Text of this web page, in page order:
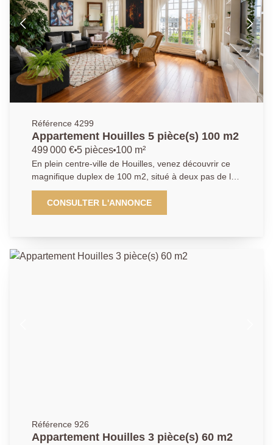
Référence 4299
Appartement Houilles 5 pièce(s) 100 m2
499 000 € 5 pièces 100 m²
En plein centre-ville de Houilles, venez découvrir ce
magnifique duplex de 100 m2, situé à deux pas de la
gare RER de Houilles, au sein d'une copropriété
datant des années 1900, où vous tomberez sous le
charme de l'ancien. Ce duplex se compose de la
lumineux de plus de 25 m2 offrant une belle hauteur
CONSULTER L'ANNONCE
Référence 926
Appartement Houilles 3 pièce(s) 60 m2